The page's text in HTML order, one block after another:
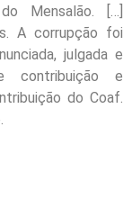
Mensalão. […]
A corrupção foi
julgada e
contribuição e
do Coaf.